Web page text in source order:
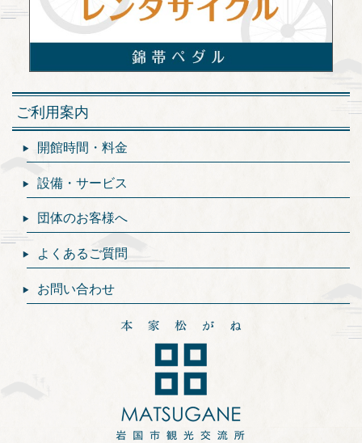
ご利用案内
開館時間・料金
設備・サービス
団体のお客様へ
よくあるご質問
お問い合わせ